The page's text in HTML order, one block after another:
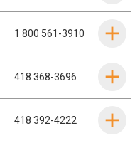
1 800 561-3910
418 368-3696
418 392-4222